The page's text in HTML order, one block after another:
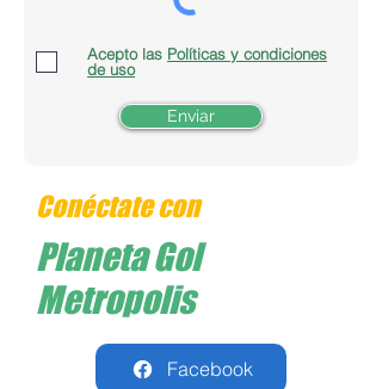
Acepto las Políticas y condiciones
de uso
Enviar
Conéctate con
Planeta Gol
Metropolis
Facebook